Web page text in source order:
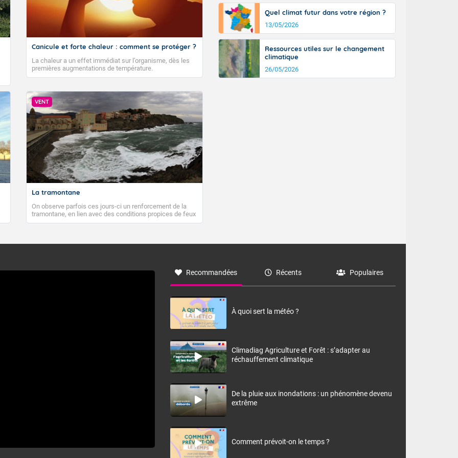
nocturnes sont plus fraiches, comptez 8 à 15 degrés en général, 14
le Sud-Ouest et tout de même 21 à 25 degrés sur le pourtour
et basse vallée du Rhône. L'après-midi, le mercure repart à la hausse, il fait
sur la moitié Nord, plus frais sur le littoral de la Manche, et souvent 30 à 35
sud, jusqu'à localement 35 à 39 degrés autour du bassin
Canicule et forte chaleur : comment se protéger ?
La chaleur a un effet immédiat sur l’organisme, dès les
premières augmentations de température.
VENT
La tramontane
On observe parfois ces jours-ci un renforcement de la
tramontane, en lien avec des conditions propices de feux
de forêt. Mais qu'est-ce que la tramontane ? Quelles sont
à nord-ouest, dans un secteur qui part du Roussillon à la
monts, en allusion aux régions montagneuses d’où
Quel climat futur dans votre région ?
13/05/2026
Ressources utiles sur le changement
climatique
26/05/2026
Recommandées Récents Populaires
À quoi sert la météo ?
Climadiag Agriculture et Forêt : s’adapter au
réchauffement climatique
De la pluie aux inondations : un phénomène devenu
extrême
Comment prévoit-on le temps ?